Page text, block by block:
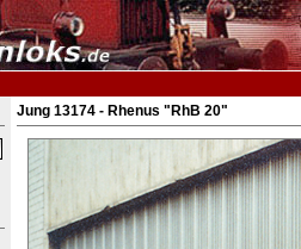
Jung 13174 - Rhenus "RhB 20"